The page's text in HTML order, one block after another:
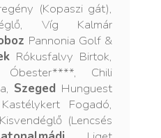
(Kopaszi gát),
Víg Kalmár
Pannonia Golf &
Rókusfalvy Birtok,
Chili
Szeged Hunguest
Fogadó,
(Lencsés